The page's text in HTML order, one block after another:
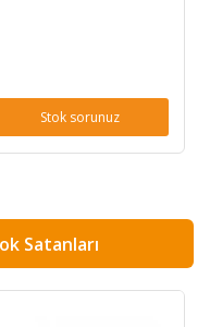
Stok sorunuz
Satanları